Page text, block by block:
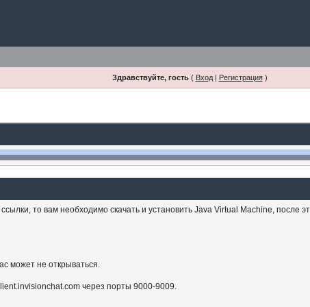
Здравствуйте, гость( Вход| Регистрация)
то вам необходимо скачать и установить Java Virtual Machine, после
может не открываться.
через порты 9000-9009.